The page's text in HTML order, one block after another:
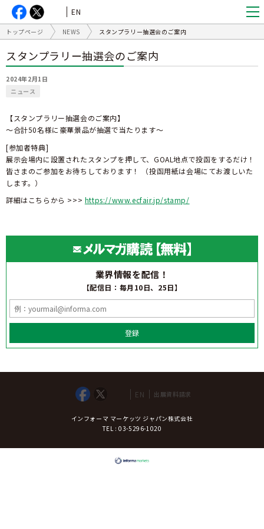
EN
トップページ NEWS スタンプラリー抽選会のご案内
スタンプラリー抽選会のご案内
2024年2月1日
ニュース
【スタンプラリー抽選会のご案内】
～合計50名様に豪華景品が抽選で当たります～
[参加者特典]
展示会場内に設置されたスタンプを押して、GOAL地点で投函をするだけ！
皆さまのご参加をお待ちしております！ （投函用紙は会場にてお渡しいた
します。）
詳細はこちらから >>> https://www.ecfair.jp/stamp/
業界情報を配信！
【配信日：毎月10日、25日】
登録
EN 出展資料請求
インフォーマ マーケッツ ジャパン株式会社
TEL : 03-5296-1020